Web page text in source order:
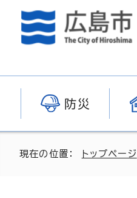
防災
現在の位置： トップページ